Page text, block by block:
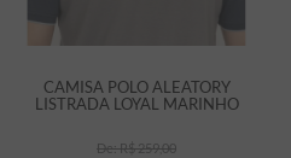
CAMISA POLO ALEATORY
LISTRADA LOYAL MARINHO
R$259,00